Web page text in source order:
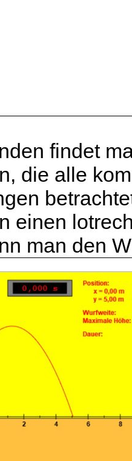
findet
die alle
einen
man den